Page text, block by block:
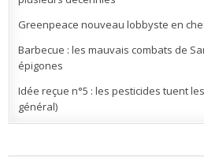
Greenpeace nouveau lobbyste en
Barbecue : les mauvais combats de
épigones
Idée reçue n°5 : les pesticides tuent
général)